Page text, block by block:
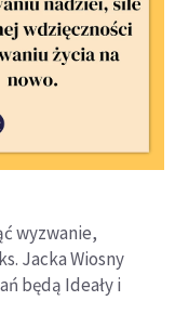
wyzwanie,
Jacka Wiosny
będą Ideały i